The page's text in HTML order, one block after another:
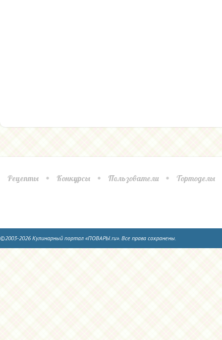
Рецепты Конкурсы Пользователи Тортоделы
©2003-2026 Кулинарный портал «ПОВАРЫ.ru». Все права сохранены.